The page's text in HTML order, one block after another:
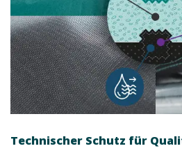
Technischer Schutz für